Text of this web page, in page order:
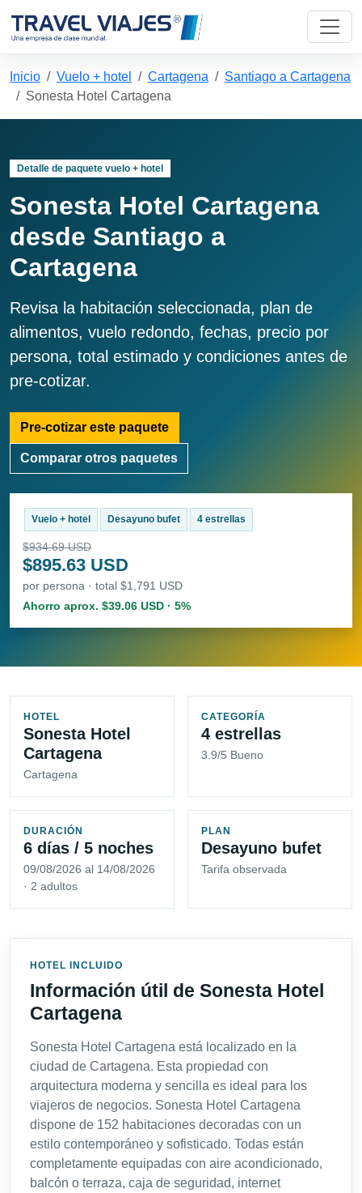
Inicio Vuelo + hotel Cartagena
Santiago a Cartagena
Sonesta Hotel Cartagena
Detalle de paquete vuelo + hotel
Sonesta Hotel Cartagena
desde Santiago a
Cartagena
Revisa la habitación seleccionada, plan de
alimentos, vuelo redondo, fechas, precio por
persona, total estimado y condiciones antes de
pre-cotizar.
Pre-cotizar este paquete
Comparar otros paquetes
Vuelo + hotel Desayuno bufet 4 estrellas
$934.69 USD
$895.63 USD
por persona · total $1,791 USD
Ahorro aprox. $39.06 USD · 5%
HOTEL
Sonesta Hotel
Cartagena
Cartagena
CATEGORÍA
4 estrellas
3.9/5 Bueno
DURACIÓN
6 días / 5 noches
09/08/2026 al 14/08/2026
· 2 adultos
PLAN
Desayuno bufet
Tarifa observada
HOTEL INCLUIDO
Información útil de Sonesta Hotel
Cartagena
Sonesta Hotel Cartagena está localizado en la
ciudad de Cartagena. Esta propiedad con
arquitectura moderna y sencilla es ideal para los
viajeros de negocios. Sonesta Hotel Cartagena
dispone de 152 habitaciones decoradas con un
estilo contemporáneo y sofisticado. Todas están
completamente equipadas con aire acondicionado,
balcón o terraza, caja de seguridad, internet